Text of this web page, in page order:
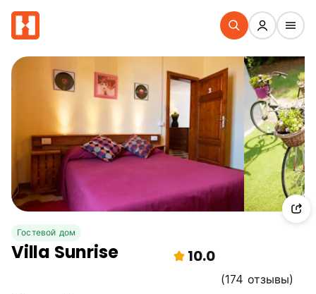
Гостевой дом
Villa Sunrise 10.0
(174 отзывы)